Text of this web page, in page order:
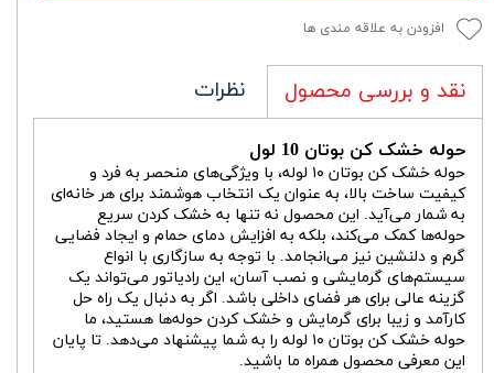
افزودن به علاقه مندی ها
نقد و بررسی محصول نظرات
حوله خشک کن بوتان 10 لول
حوله خشک کن بوتان ۱۰ لوله، با ویژگی‌های منحصر به فرد و
کیفیت ساخت بالا، به عنوان یک انتخاب هوشمند برای هر خانه‌ای
به شمار می‌آید. این محصول نه تنها به خشک کردن سریع
حوله‌ها کمک می‌کند، بلکه به افزایش دمای حمام و ایجاد فضایی
گرم و دلنشین نیز می‌انجامد. با توجه به سازگاری با انواع
سیستم‌های گرمایشی و نصب آسان، این رادیاتور می‌تواند یک
گزینه عالی برای هر فضای داخلی باشد. اگر به دنبال یک راه حل
کارآمد و زیبا برای گرمایش و خشک کردن حوله‌ها هستید، ما
حوله خشک کن بوتان ۱۰ لوله را به شما پیشنهاد می‌دهد. تا پایان
این معرفی محصول همراه ما باشید.